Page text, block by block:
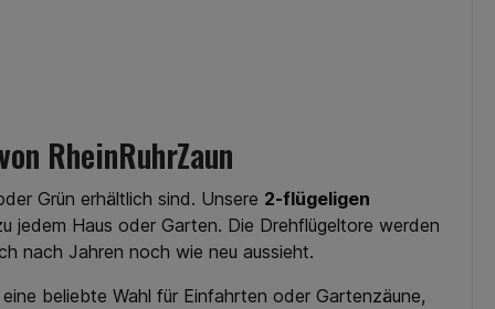
RheinRuhrZaun
Grün erhältlich sind. Unsere 2-flügeligen
jedem Haus oder Garten. Die Drehflügeltore werden
nach Jahren noch wie neu aussieht.
beliebte Wahl für Einfahrten oder Gartenzäune,